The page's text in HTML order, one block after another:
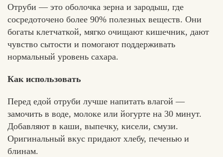
Отруби — это оболочка зерна и зародыш, где
сосредоточено более 90% полезных веществ. Они
богаты клетчаткой, мягко очищают кишечник, дают
чувство сытости и помогают поддерживать
нормальный уровень сахара.
Как использовать
Перед едой отруби лучше напитать влагой —
замочить в воде, молоке или йогурте на 30 минут.
Добавляют в каши, выпечку, кисели, смузи.
Оригинальный вкус придают хлебу, печенью и
блинам.